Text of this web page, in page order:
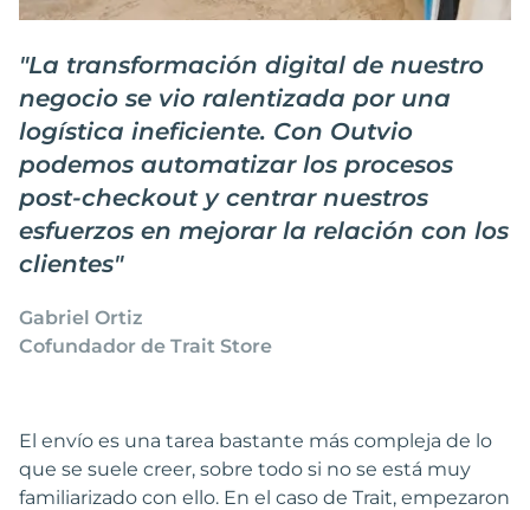
"La transformación digital de nuestro
negocio se vio ralentizada por una
logística ineficiente. Con Outvio
podemos automatizar los procesos
post-checkout y centrar nuestros
esfuerzos en mejorar la relación con los
clientes"
Gabriel Ortiz
Cofundador de Trait Store
El envío es una tarea bastante más compleja de lo
que se suele creer, sobre todo si no se está muy
familiarizado con ello. En el caso de Trait, empezaron